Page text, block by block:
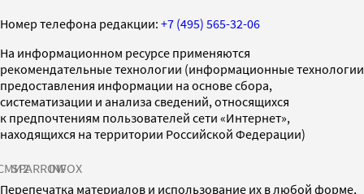
Номер телефона редакции: +7 (495) 565-32-06
На информационном ресурсе применяются
рекомендательные технологии (информационные технологии
предоставления информации на основе сбора,
систематизации и анализа сведений, относящихся
к предпочтениям пользователей сети «Интернет»,
находящихся на территории Российской Федерации)
SPARROWINFOX
Перепечатка материалов и использование их в любой форме,